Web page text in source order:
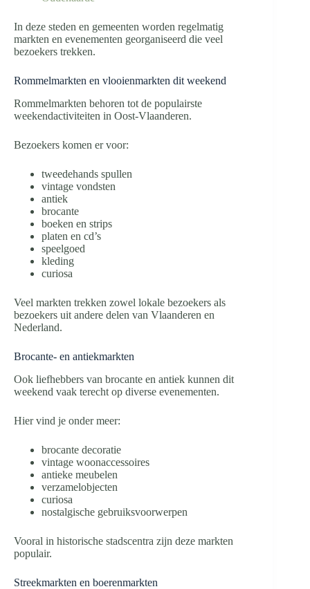
In deze steden en gemeenten worden regelmatig
markten en evenementen georganiseerd die veel
bezoekers trekken.
Rommelmarkten en vlooienmarkten dit weekend
Rommelmarkten behoren tot de populairste
weekendactiviteiten in Oost-Vlaanderen.
Bezoekers komen er voor:
tweedehands spullen
vintage vondsten
antiek
brocante
boeken en strips
platen en cd’s
speelgoed
kleding
curiosa
Veel markten trekken zowel lokale bezoekers als
bezoekers uit andere delen van Vlaanderen en
Nederland.
Brocante- en antiekmarkten
Ook liefhebbers van brocante en antiek kunnen dit
weekend vaak terecht op diverse evenementen.
Hier vind je onder meer:
brocante decoratie
vintage woonaccessoires
antieke meubelen
verzamelobjecten
curiosa
nostalgische gebruiksvoorwerpen
Vooral in historische stadscentra zijn deze markten
populair.
Streekmarkten en boerenmarkten